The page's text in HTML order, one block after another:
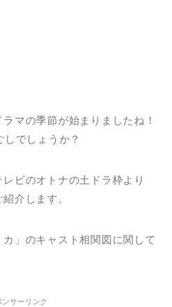
マの季節が始まりましたね！
でしょうか？
ビのオトナの土ドラ枠より
介します。
」のキャスト相関図に関して
ンサーリンク